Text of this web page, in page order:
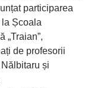
participarea
Școala
„Traian”,
de profesorii
și